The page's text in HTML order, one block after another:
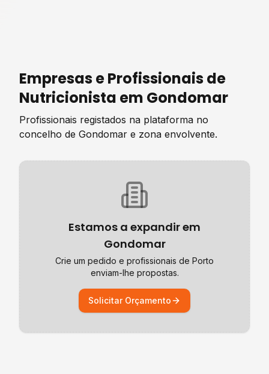
Empresas e Profissionais de
Nutricionista em Gondomar
Profissionais registados na plataforma no
concelho de Gondomar e zona envolvente.
Estamos a expandir em
Gondomar
Crie um pedido e profissionais de Porto
enviam-lhe propostas.
Solicitar Orçamento